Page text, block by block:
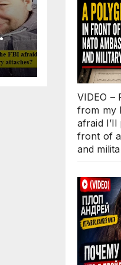
in
VIDEO –
from my
afraid
front of
and